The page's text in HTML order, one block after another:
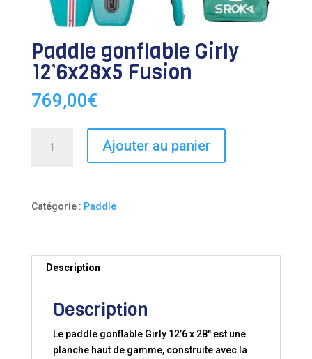
Paddle gonflable Girly
12’6x28x5 Fusion
769,00€
12’6x28x5
Ajouter au panier
Catégorie : Paddle
Description
Description
Le paddle gonflable Girly 12’6 x 28″ est une
planche haut de gamme, construite avec la